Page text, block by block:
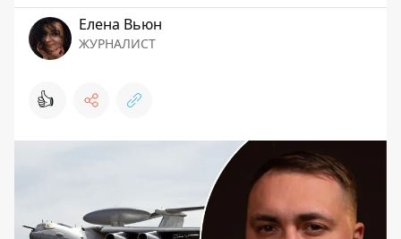
Елена Вьюн
ЖУРНАЛИСТ
👍